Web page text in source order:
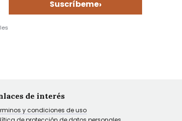
Suscríbeme›
de interés
y condiciones de uso